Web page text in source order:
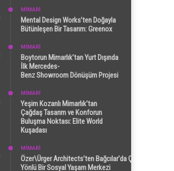
MİMARİ
Mental Design Works’ten Doğayla
Bütünleşen Bir Tasarım: Greenox
MİMARİ
Boytorun Mimarlık’tan Yurt Dışında
İlk Mercedes-
Benz Showroom Dönüşüm Projesi
MİMARİ
Yeşim Kozanlı Mimarlık’tan
Çağdaş Tasarım ve Konforun
Buluşma Noktası: Elite World
Kuşadası
MİMARİ
Özer\Ürger Architects’ten Bağcılar’da Çok
Yönlü Bir Sosyal Yaşam Merkezi